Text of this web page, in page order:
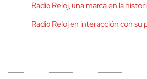
Radio Reloj, una marca en la
Radio Reloj en interacción con su